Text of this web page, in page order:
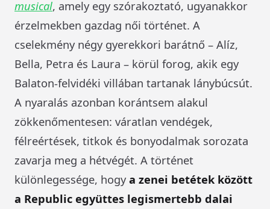
musical, amely egy szórakoztató, ugyanakkor
érzelmekben gazdag női történet. A
cselekmény négy gyerekkori barátnő – Alíz,
Bella, Petra és Laura – körül forog, akik egy
Balaton-felvidéki villában tartanak lánybúcsút.
A nyaralás azonban korántsem alakul
zökkenőmentesen: váratlan vendégek,
félreértések, titkok és bonyodalmak sorozata
zavarja meg a hétvégét. A történet
különlegessége, hogya zenei betétek között
a Republic együttes legismertebb dalai